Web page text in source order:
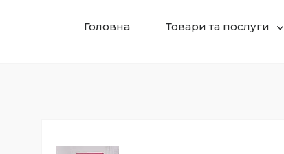
Головна Товари та послуги